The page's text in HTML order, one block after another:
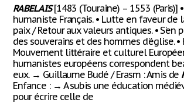
RABELAIS[1483 (Touraine) – 1553 (Paris)]
humaniste Français. • Lutte en faveur de
paix / Retour aux valeurs antiques. • S'en
des souverains et des hommes d'église. •
Mouvement littéraire et culturel
humanistes européens correspondent
eux. → Guillaume Budé / Erasm : Amis de
Enfance : → A subis une éducation
pour écrire celle de